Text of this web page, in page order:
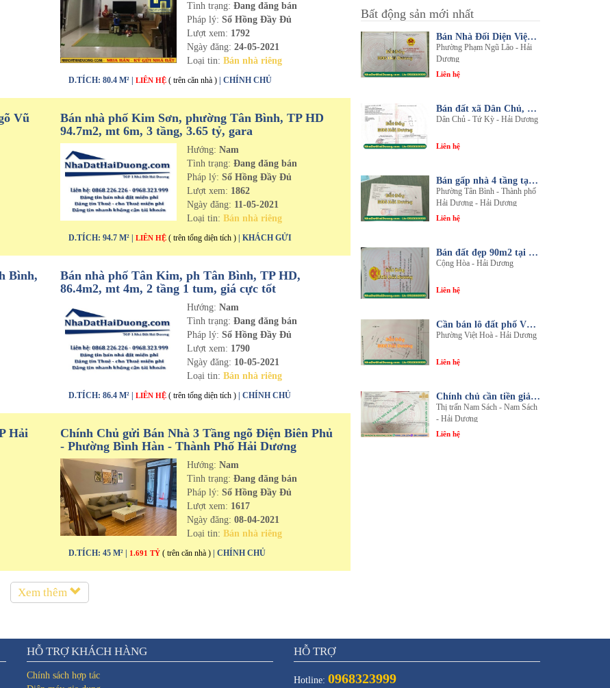
Tình trạng:Đang đăng bán
Pháp lý: Sổ Hồng Đầy Đủ
Lượt xem: 1792
Ngày đăng:24-05-2021
Loại tin:Bán nhà riêng
D.TÍCH: 80.4 M² | LIÊN HỆ ( trên căn nhà ) | CHÍNH CHỦ
Vũ
Bán nhà phố Kim Sơn, phường Tân Bình, TP HD
94.7m2, mt 6m, 3 tầng, 3.65 tỷ, gara
Hướng:Nam
Tình trạng:Đang đăng bán
Pháp lý: Sổ Hồng Đầy Đủ
Lượt xem: 1862
Ngày đăng: 11-05-2021
Loại tin:Bán nhà riêng
D.TÍCH: 94.7 M² | LIÊN HỆ ( trên tổng diện tích ) | KHÁCH GỬI
Bình,
Bán nhà phố Tân Kim, ph Tân Bình, TP HD,
86.4m2, mt 4m, 2 tầng 1 tum, giá cực tốt
Hướng:Nam
Tình trạng:Đang đăng bán
Pháp lý: Sổ Hồng Đầy Đủ
Lượt xem: 1790
Ngày đăng: 10-05-2021
Loại tin:Bán nhà riêng
D.TÍCH: 86.4 M² | LIÊN HỆ ( trên tổng diện tích ) | CHÍNH CHỦ
Hải
Chính Chủ gửi Bán Nhà 3 Tầng ngõ Điện Biên Phủ
- Phường Bình Hàn - Thành Phố Hải Dương
Hướng:Nam
Tình trạng:Đang đăng bán
Pháp lý: Sổ Hồng Đầy Đủ
Lượt xem: 1617
Ngày đăng:08-04-2021
Loại tin:Bán nhà riêng
D.TÍCH: 45 M² | 1.691 TỶ ( trên căn nhà ) | CHÍNH CHỦ
Xem thêm
Bất động sản mới nhất
Bán Nhà Đối Diện Viện Đa Khoa Hải Dương - Nội Thất Sang Trọng, Tiện Nghi
Phường Phạm Ngũ Lão - Hải
Dương
Liên hệ
Bán đất xã Dân Chủ, Tứ Kỳ, Hải Dương - Diện tích 214m2 - Mặt tiền 8.5m - nhadathaiduong.com
Dân Chủ - Tứ Kỳ - Hải Dương
Liên hệ
Bán gấp nhà 4 tầng tại khu đô thị An Phú 2 - Nội thất gỗ lim sang trọng
Phường Tân Bình - Thành phố
Hải Dương - Hải Dương
Liên hệ
Bán đất đẹp 90m2 tại thôn An Điền, xã Cộng Hòa, huyện Nam Sách, tỉnh Hải Dương
Cộng Hòa - Hải Dương
Liên hệ
Cần bán lô đất phố Văn, phường Việt Hòa, thành phố Hải Dương
Phường Việt Hoà - Hải Dương
Liên hệ
Chính chủ cần tiền giải quyết công việc bán gấp 1 trong 3 lô đất sổ đỏ chính chủ
Thị trấn Nam Sách - Nam Sách
- Hải Dương
Liên hệ
HỖ TRỢ KHÁCH HÀNG
Chính sách hợp tác
HỖ TRỢ
Hotline: 0968323999